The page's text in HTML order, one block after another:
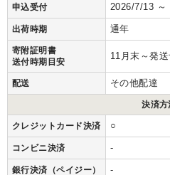
申込受付 2026/7/13 ～
出荷時期 通年
寄附証明書
送付時期目安
11月末～発
配送 その他配達
決済方
クレジットカード決済 ○
コンビニ決済 -
銀行決済（ペイジー） -